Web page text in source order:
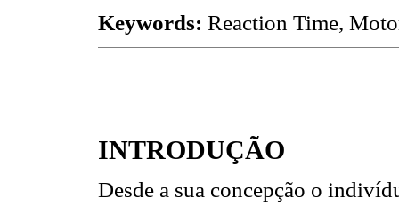
Keywords: Reaction Time,
INTRODUÇÃO
Desde a sua concepção o